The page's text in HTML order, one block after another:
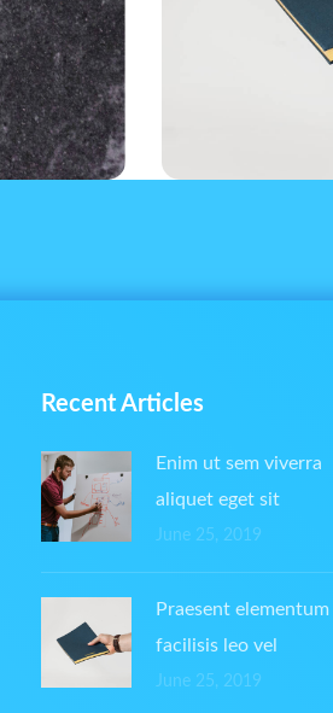
Recent Articles
Enim ut sem viverra
aliquet eget sit
June 25, 2019
Praesent elementum
facilisis leo vel
June 25, 2019